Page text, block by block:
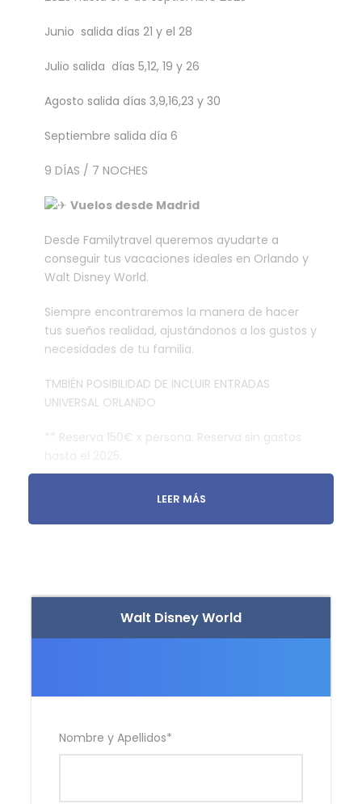
Walt Disney World
Nombre y Apellidos*
Junio salida días 21 y el 28
Julio salida días 5,12, 19 y 26
Agosto salida días 3,9,16,23 y 30
Septiembre salida día 6
9 DÍAS / 7 NOCHES
Vuelos desde Madrid
Desde Familytravel queremos ayudarte a
conseguir tus vacaciones ideales en Orlando y
Walt Disney World.
Siempre encontraremos la manera de hacer
tus sueños realidad, ajustándonos a los gustos y
necesidades de tu familia.
TMBIÉN POSIBILIDAD DE INCLUIR ENTRADAS
UNIVERSAL ORLANDO
** Reserva 150€ x persona. Reserva sin gastos
FAMILYTRAVEL
en una galaxia muy muy lejana, descubre el
sumergirte en un viaje cósmico con los Guardianes
de la Galaxia y mucho más.
LEER MÁS